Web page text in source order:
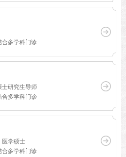
合多学科门诊
士研究生导师
合多学科门诊
医学硕士
合多学科门诊